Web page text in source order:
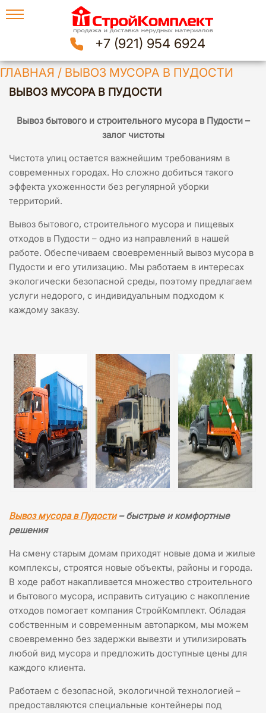
+7 (921) 954 6924
ГЛАВНАЯ / ВЫВОЗ МУСОРА В ПУДОСТИ
ВЫВОЗ МУСОРА В ПУДОСТИ
Вывоз бытового и строительного мусора в Пудости –
залог чистоты
Чистота улиц остается важнейшим требованиям в
современных городах. Но сложно добиться такого
эффекта ухоженности без регулярной уборки
территорий.
Вывоз бытового, строительного мусора и пищевых
отходов в Пудости – одно из направлений в нашей
работе. Обеспечиваем своевременный вывоз мусора в
Пудости и его утилизацию. Мы работаем в интересах
экологически безопасной среды, поэтому предлагаем
услуги недорого, с индивидуальным подходом к
каждому заказу.
Вывоз мусора в Пудости– быстрые и комфортные
решения
На смену старым домам приходят новые дома и жилые
комплексы, строятся новые объекты, районы и города.
В ходе работ накапливается множество строительного
и бытового мусора, исправить ситуацию с накопление
отходов помогает компания СтройКомплект. Обладая
собственным и современным автопарком, мы можем
своевременно без задержки вывезти и утилизировать
любой вид мусора и предложить доступные цены для
каждого клиента.
Работаем с безопасной, экологичной технологией –
предоставляются специальные контейнеры под